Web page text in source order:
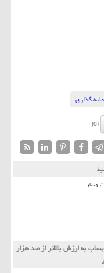
گذاری
(0)
پساب به ارزش بالاتر از صد هزار